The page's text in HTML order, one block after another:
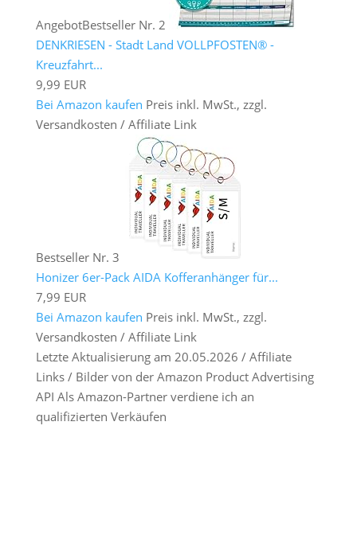
AngebotBestseller Nr. 2
DENKRIESEN - Stadt Land VOLLPFOSTEN® -
Kreuzfahrt...
9,99 EUR
Bei Amazon kaufen Preis inkl. MwSt., zzgl.
Versandkosten / Affiliate Link
Bestseller Nr. 3
Honizer 6er-Pack AIDA Kofferanhänger für...
7,99 EUR
Bei Amazon kaufen Preis inkl. MwSt., zzgl.
Versandkosten / Affiliate Link
Letzte Aktualisierung am 20.05.2026 / Affiliate
Links / Bilder von der Amazon Product Advertising
API Als Amazon-Partner verdiene ich an
qualifizierten Verkäufen